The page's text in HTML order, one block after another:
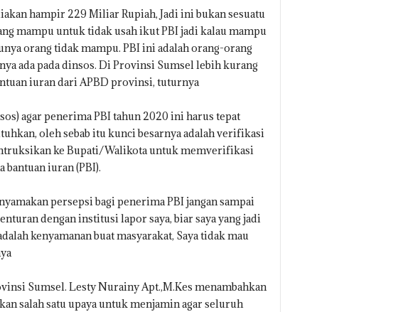
hampir 229 Miliar Rupiah, Jadi ini bukan sesuatu
mampu untuk tidak usah ikut PBI jadi kalau mampu
orang tidak mampu. PBI ini adalah orang-orang
ada pada dinsos. Di Provinsi Sumsel lebih kurang
iuran dari APBD provinsi, tuturnya
agar penerima PBI tahun 2020 ini harus tepat
oleh sebab itu kunci besarnya adalah verifikasi
ke Bupati/Walikota untuk memverifikasi
bantuan iuran (PBI).
persepsi bagi penerima PBI jangan sampai
dengan institusi lapor saya, biar saya yang jadi
kenyamanan buat masyarakat, Saya tidak mau
Sumsel. Lesty Nurainy Apt.,M.Kes menambahkan
salah satu upaya untuk menjamin agar seluruh